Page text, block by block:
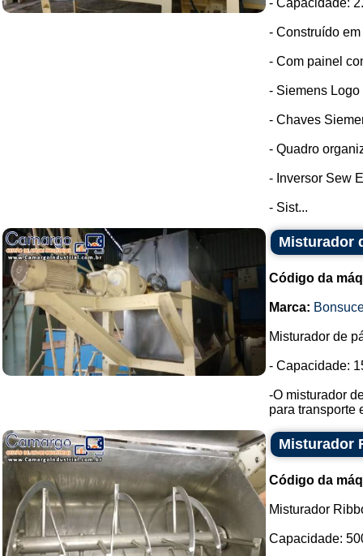
- Capacidade:
- Construído
- Com painel
- Siemens Logo
- Chaves
- Quadro
- Inversor Sew
- Sist...
Misturador
Código da
Marca:
Misturador de
- Capacidade:
-O misturador
para transporte
Misturador
Código da
Misturador
Capacidade: